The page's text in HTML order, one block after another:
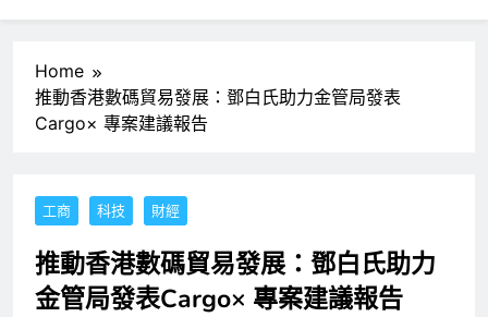
Home
推動香港數碼貿易發展：鄧白氏助力金管局發表
Cargo× 專案建議報告
工商 科技 財經
推動香港數碼貿易發展：鄧白氏助力
金管局發表Cargo× 專案建議報告